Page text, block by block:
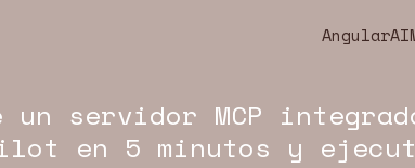
AngularAI
servidor MCP
en 5 minutos y